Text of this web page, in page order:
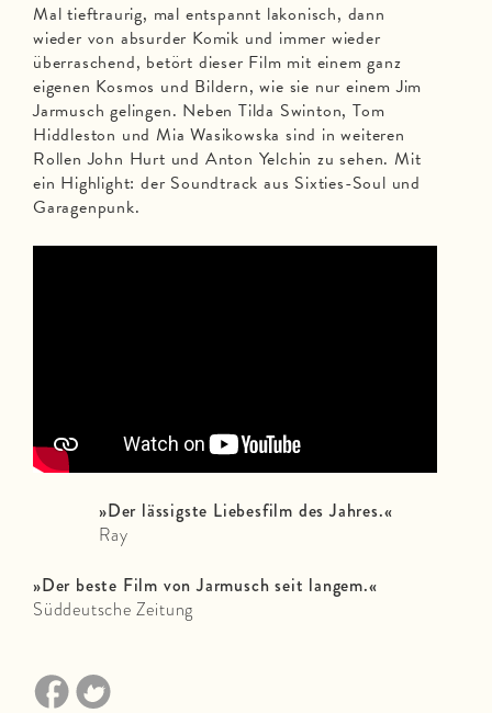
Mal tieftraurig, mal entspannt lakonisch, dann
wieder von absurder Komik und immer wieder
überraschend, betört dieser Film mit einem ganz
eigenen Kosmos und Bildern, wie sie nur einem Jim
Jarmusch gelingen. Neben Tilda Swinton, Tom
Hiddleston und Mia Wasikowska sind in weiteren
Rollen John Hurt und Anton Yelchin zu sehen. Mit
ein Highlight: der Soundtrack aus Sixties-Soul und
Garagenpunk.
»Der lässigste Liebesfilm des Jahres.«
Ray
»Der beste Film von Jarmusch seit langem.«
Süddeutsche Zeitung